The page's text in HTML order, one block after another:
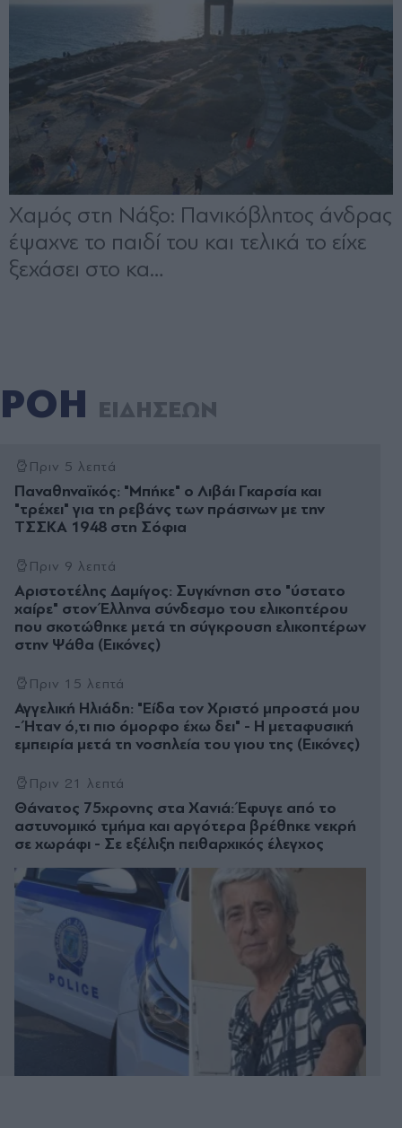
ΡΟΗ ΕΙΔΗΣΕΩΝ
Πριν 5 λεπτά
Παναθηναϊκός: "Μπήκε" ο Λιβάι Γκαρσία και
"τρέχει" για τη ρεβάνς των πράσινων με την
ΤΣΣΚΑ 1948 στη Σόφια
Πριν 9 λεπτά
Αριστοτέλης Δαμίγος: Συγκίνηση στο "ύστατο
χαίρε" στον Έλληνα σύνδεσμο του ελικοπτέρου
που σκοτώθηκε μετά τη σύγκρουση ελικοπτέρων
στην Ψάθα (Εικόνες)
Πριν 15 λεπτά
Αγγελική Ηλιάδη: "Είδα τον Χριστό μπροστά μου
- Ήταν ό,τι πιο όμορφο έχω δει" - Η μεταφυσική
εμπειρία μετά τη νοσηλεία του γιου της (Εικόνες)
Πριν 21 λεπτά
Θάνατος 75χρονης στα Χανιά: Έφυγε από το
αστυνομικό τμήμα και αργότερα βρέθηκε νεκρή
σε χωράφι - Σε εξέλιξη πειθαρχικός έλεγχος